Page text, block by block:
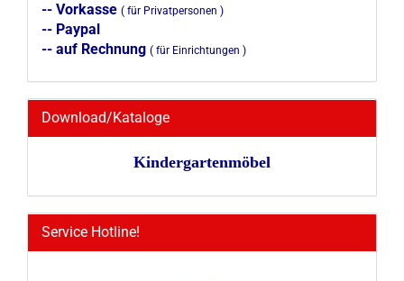
-- Vorkasse ( für Privatpersonen )
-- Paypal
-- auf Rechnung ( für Einrichtungen )
Download/Kataloge
Kindergartenmöbel
Service Hotline!